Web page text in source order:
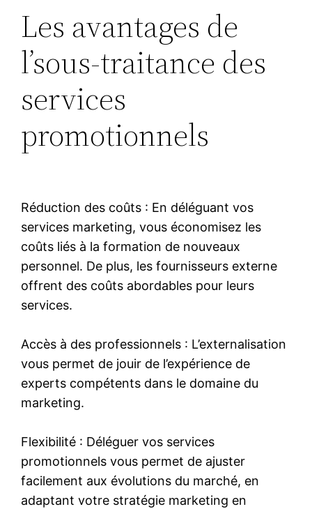
Les avantages de
l’sous-traitance des
services
promotionnels
Réduction des coûts : En déléguant vos
services marketing, vous économisez les
coûts liés à la formation de nouveaux
personnel. De plus, les fournisseurs externe
offrent des coûts abordables pour leurs
services.
Accès à des professionnels : L’externalisation
vous permet de jouir de l’expérience de
experts compétents dans le domaine du
marketing.
Flexibilité : Déléguer vos services
promotionnels vous permet de ajuster
facilement aux évolutions du marché, en
adaptant votre stratégie marketing en